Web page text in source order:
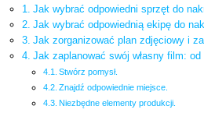
Jak wybrać odpowiedni sprzęt do
Jak wybrać odpowiednią ekipę do
Jak zorganizować plan zdjęciowy i
Jak zaplanować swój własny film: od
Stwórz pomysł.
Znajdź odpowiednie miejsce.
Niezbędne elementy produkcji.